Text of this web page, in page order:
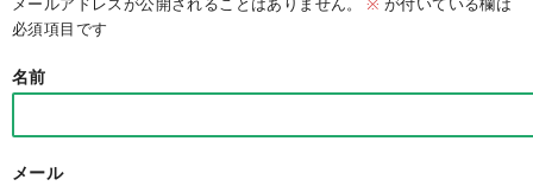
必須項目です
名前
メール